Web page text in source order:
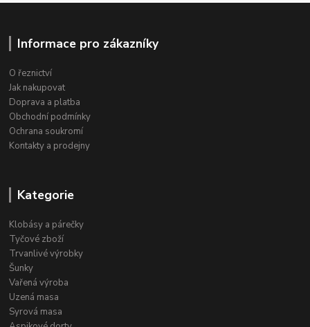
Informace pro zákazníky
O řeznictví
Jak nakupovat
Doprava a platba
Obchodní podmínky
Ochrana soukromí
Kontakty a prodejny
Kategorie
Klobásy a párečky
Tyčové zboží
Trvanlivé výrobky
Šunky
Vařená výroba
Uzená masa
Syrová masa